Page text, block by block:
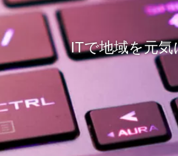
ITで地域を元気